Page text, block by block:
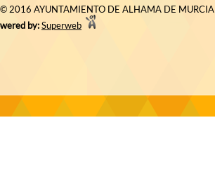
© 2016 AYUNTAMIENTO DE ALHAMA DE MURCIA
by:Superweb